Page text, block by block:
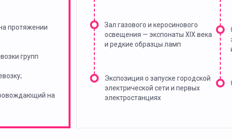
протяжении
групп
на
Зал газового и керосинового
освещения — экспонаты XIX века
и редкие образцы ламп
Экспозиция о запуске городской
электрической сети и первых
электростанциях